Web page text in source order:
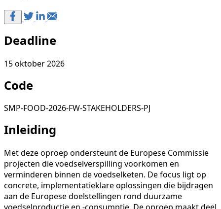
Deadline
15 oktober 2026
Code
SMP-FOOD-2026-FW-STAKEHOLDERS-PJ
Inleiding
Met deze oproep ondersteunt de Europese Commissie
projecten die voedselverspilling voorkomen en
verminderen binnen de voedselketen. De focus ligt op
concrete, implementatieklare oplossingen die bijdragen
aan de Europese doelstellingen rond duurzame